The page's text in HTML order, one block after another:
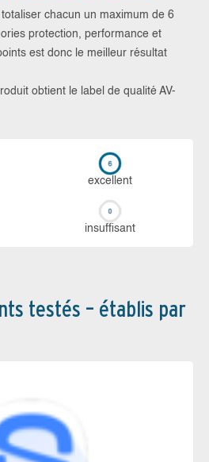
totaliser chacun un maximum de 6
protection, performance et
est donc le meilleur résultat
obtient le label de qualité AV-
ex­cellent
in­suf­fi­sant
testés – établis par